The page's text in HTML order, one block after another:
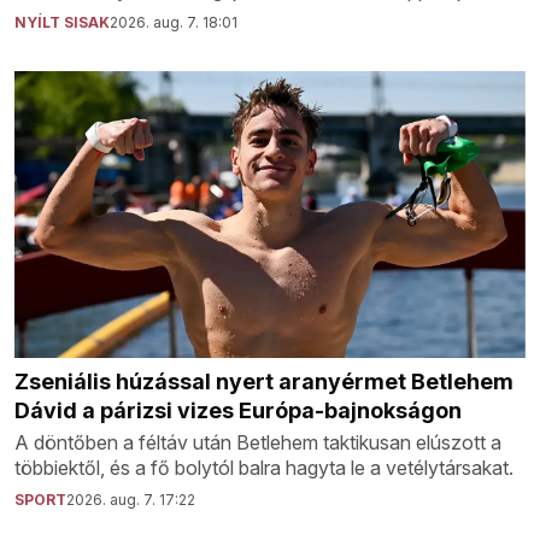
NYÍLT SISAK2026. aug. 7. 18:01
Zseniális húzással nyert aranyérmet Betlehem
Dávid a párizsi vizes Európa-bajnokságon
A döntőben a féltáv után Betlehem taktikusan elúszott a
többiektől, és a fő bolytól balra hagyta le a vetélytársakat.
SPORT2026. aug. 7. 17:22